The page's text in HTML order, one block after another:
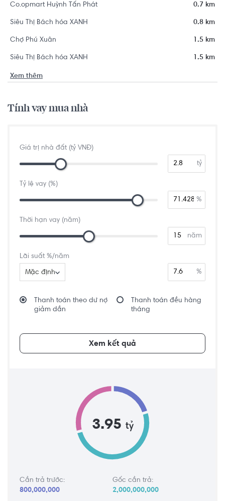
Co.opmart Huỳnh Tấn Phát 0.7 km
Siêu Thị Bách hóa XANH 0.8 km
Chợ Phú Xuân 1.5 km
Siêu Thị Bách hóa XANH 1.5 km
Xem thêm
Tính vay mua nhà
Giá trị nhà đất (tỷ VNĐ)
tỷ
Tỷ lệ vay (%)
%
Thời hạn vay (năm)
năm
Lãi suất %/năm
Mặc định %
Thanh toán theo dư nợ
giảm dần
Thanh toán đều hàng
tháng
Xem kết quả
3.95 tỷ
Cần trả trước:
800,000,000
Gốc cần trả:
2,000,000,000